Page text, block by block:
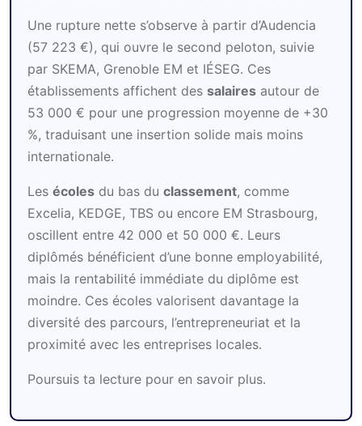
Une rupture nette s’observe à partir d’Audencia
(57 223 €), qui ouvre le second peloton, suivie
par SKEMA, Grenoble EM et IÉSEG. Ces
établissements affichent des salaires autour de
53 000 € pour une progression moyenne de +30
%, traduisant une insertion solide mais moins
internationale.
Les écoles du bas du classement, comme
Excelia, KEDGE, TBS ou encore EM Strasbourg,
oscillent entre 42 000 et 50 000 €. Leurs
diplômés bénéficient d’une bonne employabilité,
mais la rentabilité immédiate du diplôme est
moindre. Ces écoles valorisent davantage la
diversité des parcours, l’entrepreneuriat et la
proximité avec les entreprises locales.
Poursuis ta lecture pour en savoir plus.